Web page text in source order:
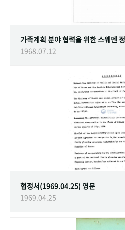
가족계획 분야 협력을 위한 스웨덴
1968.07.12
협정서(1969.04.25) 영문
1969.04.25